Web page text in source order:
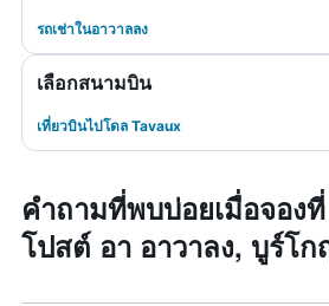
รถเช่าในอาวาลลง
เลือกสนามบิน
เที่ยวบินไปโดล Tavaux
คำถามที่พบบ่อยเมื่อจอง
โปสต์ อา อาวาลง, บูร์โ